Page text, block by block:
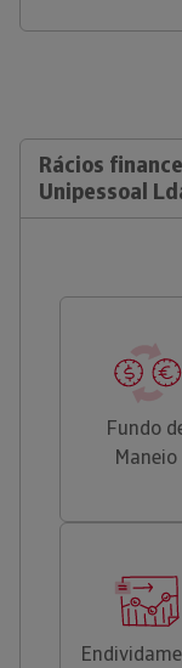
Rácios
Unipessoal
Fundo
Maneio